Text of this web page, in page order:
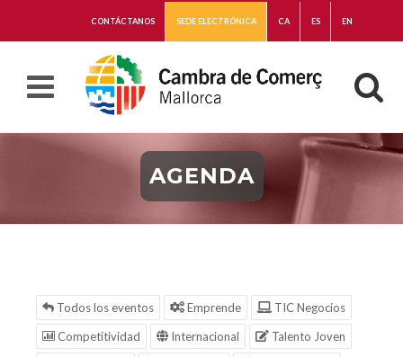
CONTÁCTANOS SEDE ELECTRÓNICA CA ES EN
AGENDA
Todos los eventos Emprende
TIC Negocios
Competitividad
Internacional
Talento Joven